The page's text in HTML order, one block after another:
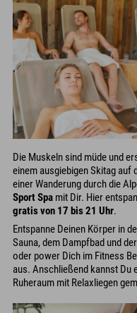
Die Muskeln sind müde und
einem ausgiebigen Skitag auf
einer Wanderung durch die
Sport Spa mit Dir. Hier
gratis von 17 bis 21 Uhr.
Entspanne Deinen Körper in
Sauna, dem Dampfbad und
oder power Dich im Fitness
aus. Anschließend kannst Du
Ruheraum mit Relaxliegen